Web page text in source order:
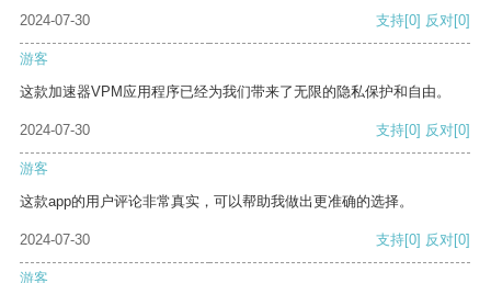
2024-07-30
支持[0] 反对[0]
游客
这款加速器VPM应用程序已经为我们带来了无限的隐私保护和自由。
2024-07-30 支持[0] 反对[0]
游客
这款app的用户评论非常真实，可以帮助我做出更准确的选择。
2024-07-30 支持[0] 反对[0]
游客